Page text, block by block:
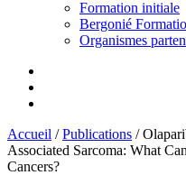
Formation initiale
Bergonié
Organismes
Accueil /Publications /
Associated Sarcoma: What
Cancers?